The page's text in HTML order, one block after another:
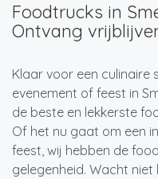
Foodtrucks in
Ontvang
Klaar voor een culinaire
evenement of feest in
de beste en lekkerste
Of het nu gaat om een
feest, wij hebben de
gelegenheid. Wacht